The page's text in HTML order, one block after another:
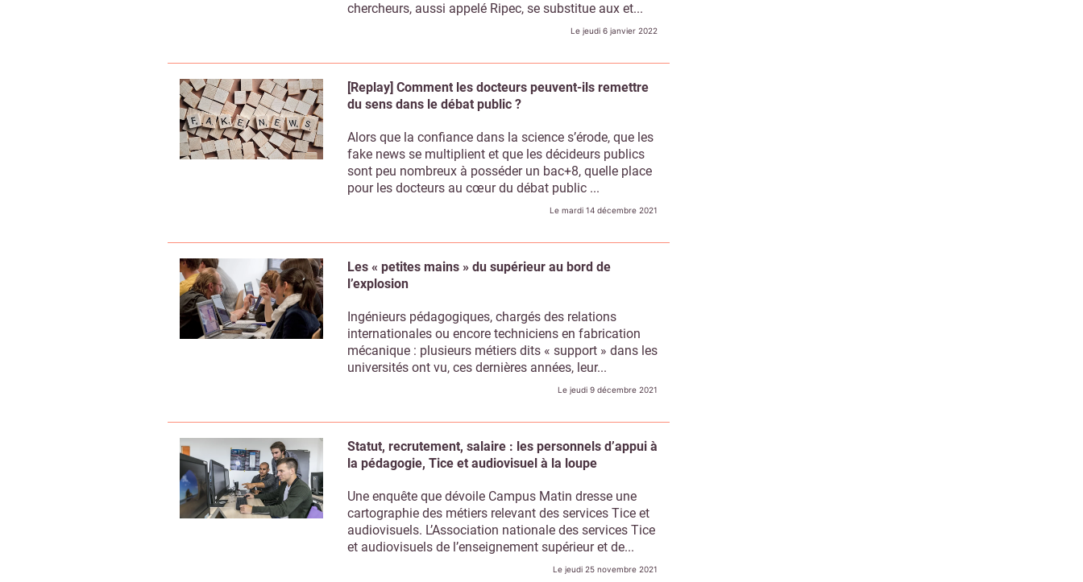
chercheurs, aussi appelé Ripec, se substitue aux et...
Le jeudi 6 janvier 2022
[Replay] Comment les docteurs peuvent-ils remettre
du sens dans le débat public ?
Alors que la confiance dans la science s’érode, que les
fake news se multiplient et que les décideurs publics
sont peu nombreux à posséder un bac+8, quelle place
pour les docteurs au cœur du débat public ...
Le mardi 14 décembre 2021
Les « petites mains » du supérieur au bord de
l’explosion
Ingénieurs pédagogiques, chargés des relations
internationales ou encore techniciens en fabrication
mécanique : plusieurs métiers dits « support » dans les
universités ont vu, ces dernières années, leur...
Le jeudi 9 décembre 2021
Statut, recrutement, salaire : les personnels d’appui à
la pédagogie, Tice et audiovisuel à la loupe
Une enquête que dévoile Campus Matin dresse une
cartographie des métiers relevant des services Tice et
audiovisuels. L’Association nationale des services Tice
et audiovisuels de l’enseignement supérieur et de...
Le jeudi 25 novembre 2021
Recevoir Campus Matin
Non merci, je reçois déjà ! Je déciderai plus tard